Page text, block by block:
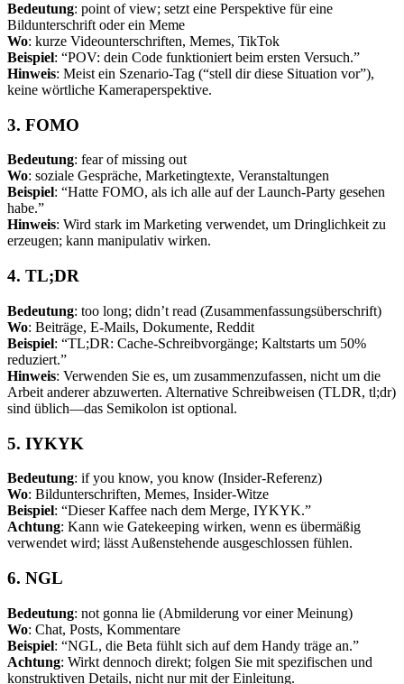
Bedeutung: point of view; setzt eine Perspektive für eine
Bildunterschrift oder ein Meme
Wo: kurze Videounterschriften, Memes, TikTok
Beispiel: “POV: dein Code funktioniert beim ersten Versuch.”
Hinweis: Meist ein Szenario-Tag (“stell dir diese Situation vor”),
keine wörtliche Kameraperspektive.
3. FOMO
Bedeutung: fear of missing out
Wo: soziale Gespräche, Marketingtexte, Veranstaltungen
Beispiel: “Hatte FOMO, als ich alle auf der Launch-Party gesehen
habe.”
Hinweis: Wird stark im Marketing verwendet, um Dringlichkeit zu
erzeugen; kann manipulativ wirken.
4. TL;DR
Bedeutung: too long; didn’t read (Zusammenfassungsüberschrift)
Wo: Beiträge, E-Mails, Dokumente, Reddit
Beispiel: “TL;DR: Cache-Schreibvorgänge; Kaltstarts um 50%
reduziert.”
Hinweis: Verwenden Sie es, um zusammenzufassen, nicht um die
Arbeit anderer abzuwerten. Alternative Schreibweisen (TLDR, tl;dr)
sind üblich—das Semikolon ist optional.
5. IYKYK
Bedeutung: if you know, you know (Insider-Referenz)
Wo: Bildunterschriften, Memes, Insider-Witze
Beispiel: “Dieser Kaffee nach dem Merge, IYKYK.”
Achtung: Kann wie Gatekeeping wirken, wenn es übermäßig
verwendet wird; lässt Außenstehende ausgeschlossen fühlen.
6. NGL
Bedeutung: not gonna lie (Abmilderung vor einer Meinung)
Wo: Chat, Posts, Kommentare
Beispiel: “NGL, die Beta fühlt sich auf dem Handy träge an.”
Achtung: Wirkt dennoch direkt; folgen Sie mit spezifischen und
konstruktiven Details, nicht nur mit der Einleitung.